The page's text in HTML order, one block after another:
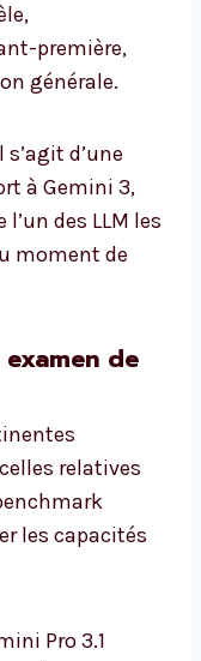
première,
générale.
d’une
à Gemini 3,
des LLM les
moment de
de
relatives
les capacités
Pro 3.1